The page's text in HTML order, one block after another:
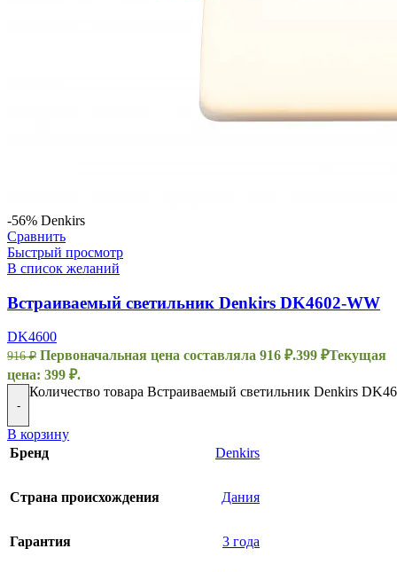
-56% Denkirs
Сравнить
Быстрый просмотр
В список желаний
Встраиваемый светильник Denkirs DK4602-WW
DK4600
916₽ Первоначальная цена составляла 916 ₽.399 ₽Текущая
цена: 399 ₽.
-
Количество товара Встраиваемый светильник Denkirs
В корзину
Бренд
Denkirs
Страна происхождения Дания
Гарантия 3 года